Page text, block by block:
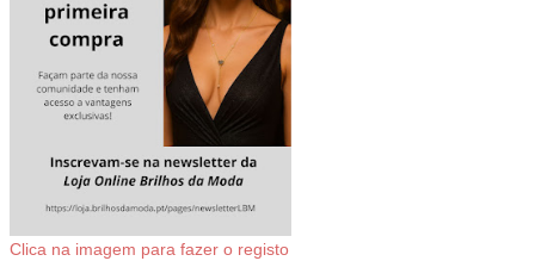
Clica na imagem para fazer o registo